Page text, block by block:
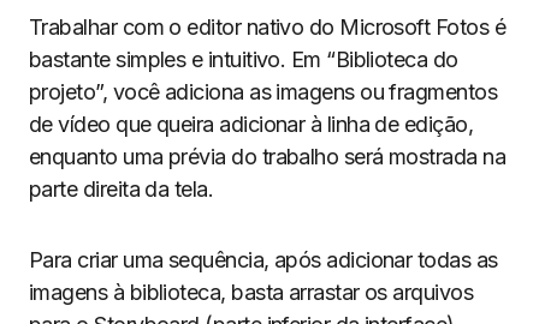
Trabalhar com o editor nativo do Microsoft Fotos é
bastante simples e intuitivo. Em “Biblioteca do
projeto”, você adiciona as imagens ou fragmentos
de vídeo que queira adicionar à linha de edição,
enquanto uma prévia do trabalho será mostrada na
parte direita da tela.
Para criar uma sequência, após adicionar todas as
imagens à biblioteca, basta arrastar os arquivos